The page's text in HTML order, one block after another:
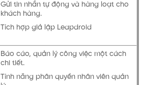
Gửi tin nhắn tự động và hàng loạt cho
khách hàng.
Tích hợp giả lập Leapdroid
Báo cáo, quản lý công việc một cách
chi tiết.
Tính năng phân quyền nhân viên quản